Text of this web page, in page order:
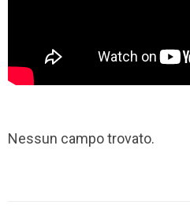
Nessun campo trovato.